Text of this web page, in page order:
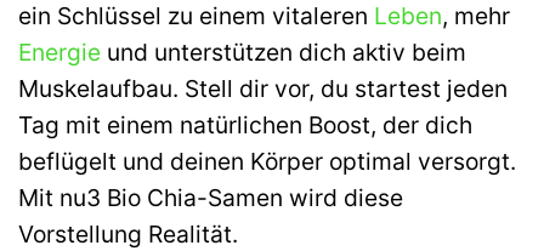
ein Schlüssel zu einem vitaleren Leben, mehr
Energie und unterstützen dich aktiv beim
Muskelaufbau. Stell dir vor, du startest jeden
Tag mit einem natürlichen Boost, der dich
beflügelt und deinen Körper optimal versorgt.
Mit nu3 Bio Chia-Samen wird diese
Vorstellung Realität.